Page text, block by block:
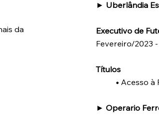
da
► Uberlândia
Executivo de
Fevereiro/2023
Títulos
• Acesso à
►Operario